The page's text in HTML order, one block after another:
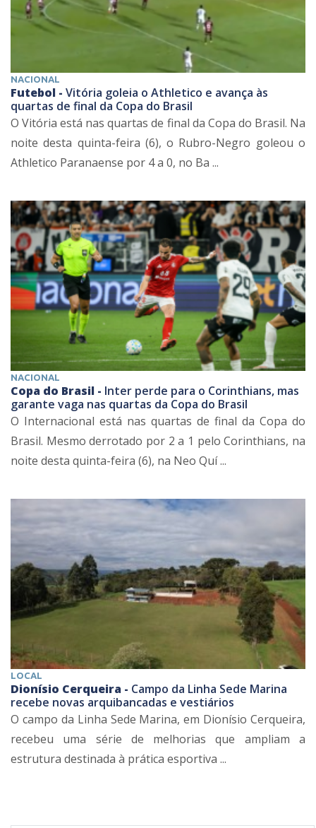
NACIONAL
Futebol - Vitória goleia o Athletico e avança às
quartas de final da Copa do Brasil
O Vitória está nas quartas de final da Copa do Brasil. Na
noite desta quinta-feira (6), o Rubro-Negro goleou o
Athletico Paranaense por 4 a 0, no Ba ...
NACIONAL
Copa do Brasil - Inter perde para o Corinthians, mas
garante vaga nas quartas da Copa do Brasil
O Internacional está nas quartas de final da Copa do
Brasil. Mesmo derrotado por 2 a 1 pelo Corinthians, na
noite desta quinta-feira (6), na Neo Quí ...
LOCAL
Dionísio Cerqueira - Campo da Linha Sede Marina
recebe novas arquibancadas e vestiários
O campo da Linha Sede Marina, em Dionísio Cerqueira,
recebeu uma série de melhorias que ampliam a
estrutura destinada à prática esportiva ...